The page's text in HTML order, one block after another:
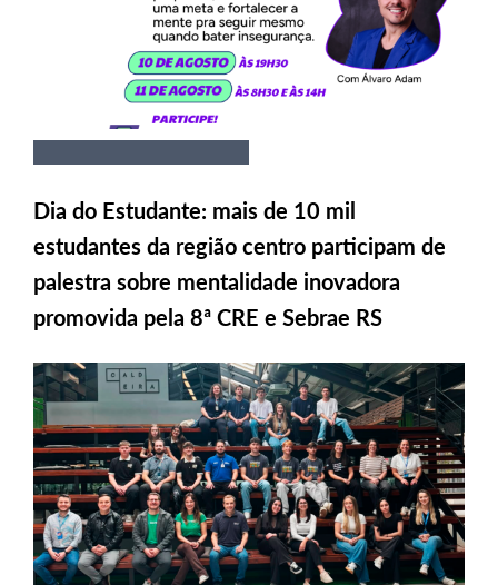
Dia do Estudante: mais de 10 mil
estudantes da região centro participam de
palestra sobre mentalidade inovadora
promovida pela 8ª CRE e Sebrae RS